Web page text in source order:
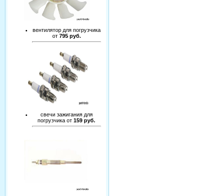
вентилятор для погрузчика
от 795 руб.
свечи зажигания для
погрузчика от159 руб.